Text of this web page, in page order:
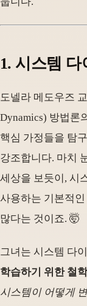
1. 시스템
도넬라 메도우즈
Dynamics) 방법론
핵심 가정들을 탐
강조합니다. 마치
세상을 보듯이, 시
사용하는 기본적
많다는 것이죠. 🤯
그녀는 시스템 다
학습하기 위한 철학
시스템이 어떻게